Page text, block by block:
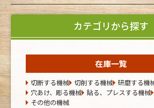
カテゴリから探す
在庫一覧
切断する機械 切削する機械 研磨する機
穴あけ、彫る機械 貼る、プレスする機械
その他の機械